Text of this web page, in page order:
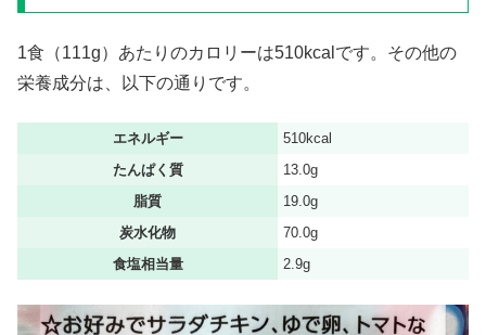
1食（111g）あたりのカロリーは510kcalです。その他の
栄養成分は、以下の通りです。
エネルギー
510kcal
たんぱく質
13.0g
脂質
19.0g
炭水化物
70.0g
食塩相当量
2.9g